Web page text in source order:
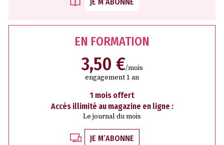
EN FORMATION
3,50 €/mois
engagement 1 an
1 mois offert
Accès illimité au magazine en ligne :
Le journal du mois
JE M’ABONNE